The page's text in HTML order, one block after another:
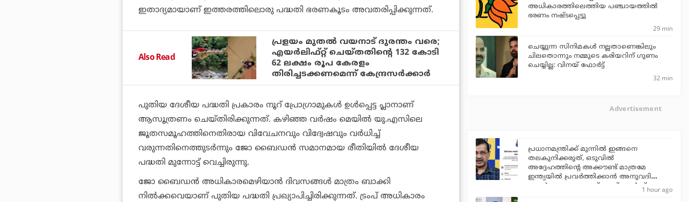
ഇതാദ്യമായാണ് ഇത്തരത്തിലൊരു പദ്ധതി ഭരണകൂടം അവതരിപ്പിക്കുന്നത്.
Also Read
പ്രളയം മുതല്‍ വയനാട് ദുരന്തം വരെ;
എയര്‍ലിഫ്റ്റ് ചെയ്തതിന്റെ 132 കോടി
62 ലക്ഷം രൂപ കേരളം
തിരിച്ചടക്കണമെന്ന് കേന്ദ്രസര്‍ക്കാര്‍
പുതിയ ദേശീയ പദ്ധതി പ്രകാരം നൂറ് പ്രോഗ്രാമുകള്‍ ഉള്‍പ്പെട്ട പ്ലാനാണ്
ആസൂത്രണം ചെയ്തിരിക്കുന്നത്. കഴിഞ്ഞ വര്‍ഷം മെയില്‍ യു.എസിലെ
ജൂതസമൂഹത്തിനെതിരായ വിവേചനവും വിദ്വേഷവും വര്‍ധിച്ച്
വരുന്നതിനെത്തുടര്‍ന്നും ജോ ബൈഡന്‍ സമാനമായ രീതിയില്‍ ദേശീയ
പദ്ധതി മുന്നോട്ട് വെച്ചിരുന്നു.
ജോ ബൈഡന്‍ അധികാരമെഴിയാന്‍ ദിവസങ്ങള്‍ മാത്രം ബാക്കി
നില്‍ക്കവെയാണ് പുതിയ പദ്ധതി പ്രഖ്യാപിച്ചിരിക്കുന്നത്. ട്രംപ് അധികാരം
അധികാരത്തിലെത്തിയ പഞ്ചായത്തില്‍
ഭരണം നഷ്ടപ്പെട്ടു
29 min
ചെയ്യുന്ന സിനിമകൾ നല്ലതാണെങ്കിലും
ചിലതൊന്നും നമ്മുടെ കരിയറിന് ഗുണം
ചെയ്യില്ല: വിനയ് ഫോർട്ട്
32 min
Advertisement
പ്രധാനമന്ത്രിക്ക് മുന്നില്‍ ഇങ്ങനെ
തലകുനിക്കരുത്, ഒടുവില്‍
അദ്ദേഹത്തിന്റെ അക്കൗണ്ട് മാത്രമേ
ഇന്ത്യയില്‍ പ്രവര്‍ത്തിക്കാന്‍ അനുവദിക്കൂ:
തന്റെ മെറ്റ അകൗണ്ട് സസ്‌പെന്‍ഡ്1 hour ago